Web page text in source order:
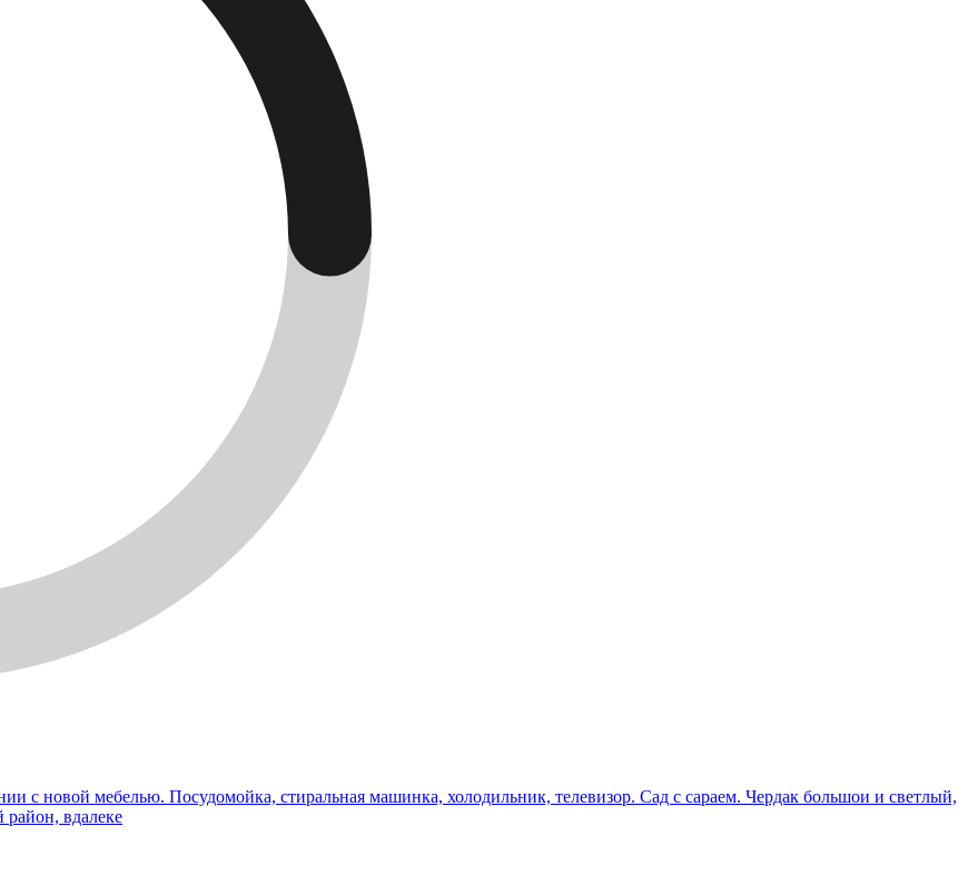
с новой мебелью. Посудомойка, стиральная машинка, холодильник, телевизор. Сад с сараем. Чердак большои и светлый,
район, вдалеке